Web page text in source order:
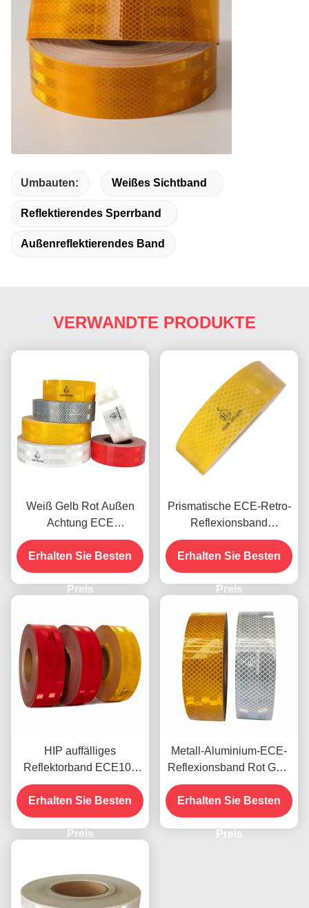
Umbauten: Weißes Sichtband
Reflektierendes Sperrband
Außenreflektierendes Band
VERWANDTE PRODUKTE
Weiß Gelb Rot Außen
Achtung ECE
Reflektierendes
Klebeband für Anhänger
Erhalten Sie Besten
Preis
Prismatische ECE-Retro-
Reflexionsband
Druckfähige hohe
Intensität
Erhalten Sie Besten
Preis
HIP auffälliges
Reflektorband ECE104
für den Außenbereich
eines Lkw
Erhalten Sie Besten
Preis
Metall-Aluminium-ECE-
Reflexionsband Rot Gelb
Weiß für Anhänger
Erhalten Sie Besten
Preis